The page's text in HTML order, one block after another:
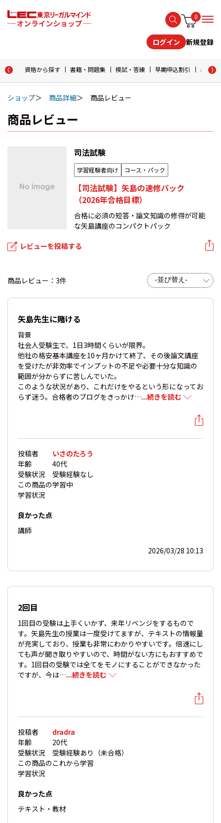
0
ログイン 新規登録
資格から探す 書籍・問題集 模試・答練 早期申込割引 おため
ショップ 商品詳細 商品レビュー
商品レビュー
司法試験
学習経験者向け コース・パック
【司法試験】矢島の速修パック
（2026年合格目標）
合格に必須の短答・論文知識の修得が可能
な矢島講座のコンパクトパック
レビューを投稿する
商品レビュー：3件
矢島先生に賭ける
背景
社会人受験生で、1日3時間くらいが限界。
他社の格安基本講座を10ヶ月かけて終了、その後論文講座
を受けたが非効率でインプットの不足や必要十分な知識の
範囲が分からずに苦しんでいた。
このような状況があり、これだけをやるという形になってお
らず迷う。合格者のブログをきっかけ…...続きを読む
投稿者
いさのたろう
年齢
40代
受験状況
受験経験なし
この商品の
学習状況
学習中
良かった点
講師
2026/03/28 10:13
2回目
1回目の受験は上手くいかず、来年リベンジをするもので
す。矢島先生の授業は一度受けてますが、テキストの情報量
が充実しており、授業も非常にわかりやすいです。倍速にし
ても声が聞き取りやすいので、時間がない方にもおすすめで
す。1回目の受験では全てをモノにすることができなかった
ですが、今は…...続きを読む
投稿者
dradra
年齢
20代
受験状況
受験経験あり（未合格）
この商品の
学習状況
これから学習
良かった点
テキスト・教材